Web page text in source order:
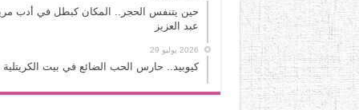
حين يتنفس الحجر.. المكان كبطل في أدب
عبد العزيز
2026 يوليو 29
كيوبيد.. حارس الحب الضائع في بيت الكريتلية